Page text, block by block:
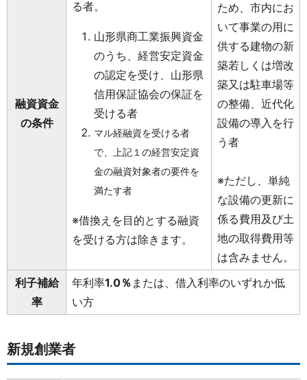
融資資金
の条件
る者。
山形県商工業振興資金
のうち、経営安定資金
の認定を受け、山形県
信用保証協会の保証を
受ける者
マル経融資を受ける者
で、上記１の経営安定資
金の融資対象者の要件を
満たす者
※借換えを目的とする融資
を受ける方は除きます。
ため、市内にお
いて事業の用に
供する建物の新
築若しくは増改
築又は駐車場等
の整備、近代化
設備の導入を行
う者
※ただし、単純
な設備の更新に
係る費用及び土
地の取得費用等
は含みません。
利子補給
率
年利率1.0％ または、借入利率のいずれか低
い方
新規創業者